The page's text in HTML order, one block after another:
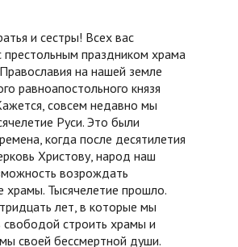
и сестры! Всех вас
престольным праздником храма
на нашей земле
равноапостольного князя
совсем недавно мы
Руси. Это были
когда после десятилетия
Христову, народ наш
возрождать
храмы. Тысячелетие прошло.
лет, в которые мы
свободой строить храмы и
своей бессмертной души.